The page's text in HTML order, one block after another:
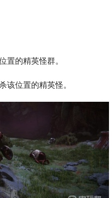
置的精英怪群。
该位置的精英怪。